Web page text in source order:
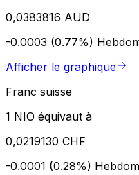
0,0383816 AUD
-0.0003 (0.77%)
Afficher le graphique
Franc suisse
1 NIO équivaut à
0,0219130 CHF
-0.0001 (0.28%)